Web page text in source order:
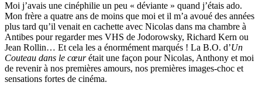
Moi j’avais une cinéphilie un peu « déviante » quand j’étais ado.
Mon frère a quatre ans de moins que moi et il m’a avoué des années
plus tard qu’il venait en cachette avec Nicolas dans ma chambre à
Antibes pour regarder mes VHS de Jodorowsky, Richard Kern ou
Jean Rollin… Et cela les a énormément marqués ! La B.O. d’Un
Couteau dans le cœurétait une façon pour Nicolas, Anthony et moi
de revenir à nos premières amours, nos premières images-choc et
sensations fortes de cinéma.